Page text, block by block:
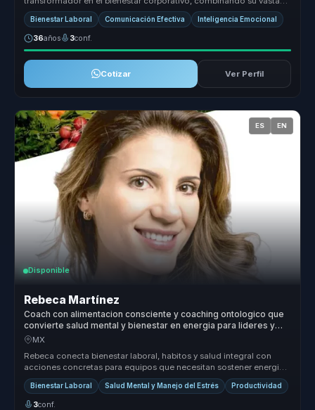
experiencia en co...
Bienestar Laboral Comunicación Efectiva Inteligencia Emocional
36años 3conf.
Cotizar Ver Perfil
ES EN
Disponible
Rebeca Martínez
Coach con alimentacion consciente y coaching ontologico que
convierte salud mental y bienestar en energia para lideres y
equipos.
MX
Rebeca conecta bienestar laboral, habitos y salud integral con
acciones concretas para equipos que necesitan sostener energia,
enfoque y ...
Bienestar Laboral Salud Mental y Manejo del Estrés Productividad
3conf.